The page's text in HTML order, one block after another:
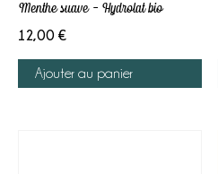
Menthe suave – Hydrolat bio
12,00 €
Ajouter au panier